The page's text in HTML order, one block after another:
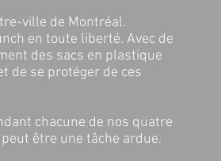
ville de Montréal.
en toute liberté. Avec de
des sacs en plastique
de se protéger de ces
chacune de nos quatre
être une tâche ardue.